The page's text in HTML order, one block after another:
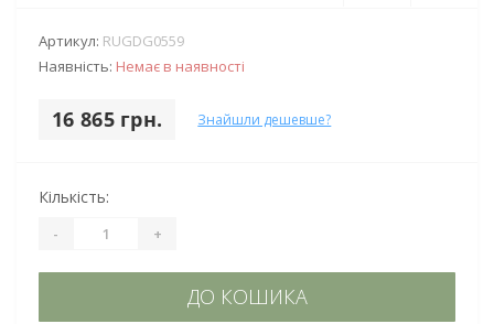
Артикул: RUGDG0559
Наявність: Немає в наявності
16 865 грн. Знайшли дешевше?
Кількість:
- +
ДО КОШИКА